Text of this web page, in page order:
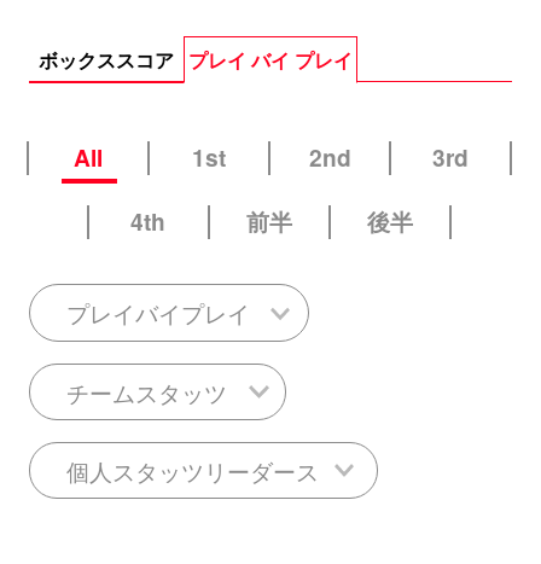
ボックススコア プレイ バイ プレイ
All 1st 2nd
3rd
4th
前半 後半
プレイバイプレイ
チームスタッツ
個人スタッツリーダース